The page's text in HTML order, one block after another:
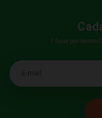
E fique por dentro
E-mail